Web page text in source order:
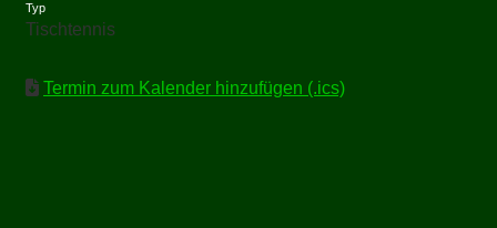
Typ
Tischtennis
Termin zum Kalender hinzufügen (.ics)